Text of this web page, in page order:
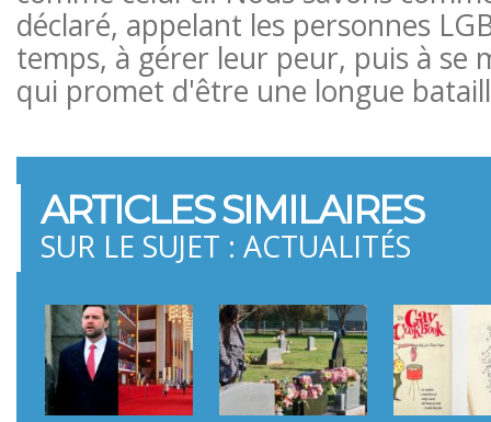
déclaré, appelant les personnes
temps, à gérer leur peur, puis à se
qui promet d'être une longue
ARTICLES SIMILAIRES
SUR LE SUJET : ACTUALITÉS